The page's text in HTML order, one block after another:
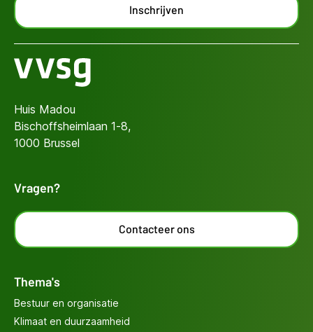
Inschrijven
Huis Madou
Bischoffsheimlaan 1-8,
1000 Brussel
Vragen?
Contacteer ons
Thema's
Bestuur en organisatie
Klimaat en duurzaamheid